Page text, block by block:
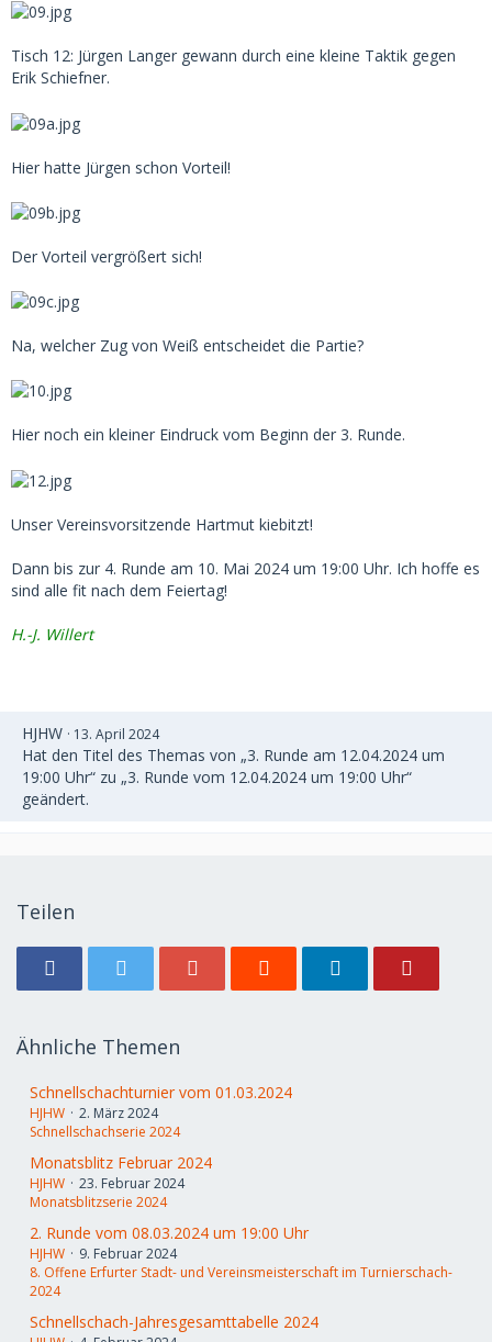
Tisch 12: Jürgen Langer gewann durch eine kleine Taktik gegen
Erik Schiefner.
Hier hatte Jürgen schon Vorteil!
Der Vorteil vergrößert sich!
Na, welcher Zug von Weiß entscheidet die Partie?
Hier noch ein kleiner Eindruck vom Beginn der 3. Runde.
Unser Vereinsvorsitzende Hartmut kiebitzt!
Dann bis zur 4. Runde am 10. Mai 2024 um 19:00 Uhr. Ich hoffe es
sind alle fit nach dem Feiertag!
H.-J. Willert
HJHW 13. April 2024
Hat den Titel des Themas von „3. Runde am 12.04.2024 um
19:00 Uhr“ zu „3. Runde vom 12.04.2024 um 19:00 Uhr“
geändert.
Teilen
Ähnliche Themen
Schnellschachturnier vom 01.03.2024
HJHW
2. März 2024
Schnellschachserie 2024
Monatsblitz Februar 2024
HJHW
23. Februar 2024
Monatsblitzserie 2024
2. Runde vom 08.03.2024 um 19:00 Uhr
HJHW
9. Februar 2024
8. Offene Erfurter Stadt- und Vereinsmeisterschaft im Turnierschach-
2024
Schnellschach-Jahresgesamttabelle 2024